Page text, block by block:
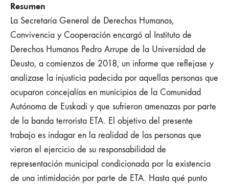
Resumen
La Secretaría General de Derechos Humanos,
Convivencia y Cooperación encargó al Instituto de
Derechos Humanos Pedro Arrupe de la Universidad de
Deusto, a comienzos de 2018, un informe que reflejase y
analizase la injusticia padecida por aquellas personas que
ocuparon concejalías en municipios de la Comunidad
Autónoma de Euskadi y que sufrieron amenazas por parte
de la banda terrorista ETA. El objetivo del presente
trabajo es indagar en la realidad de las personas que
vieron el ejercicio de su responsabilidad de
representación municipal condicionada por la existencia
de una intimidación por parte de ETA. Hasta qué punto